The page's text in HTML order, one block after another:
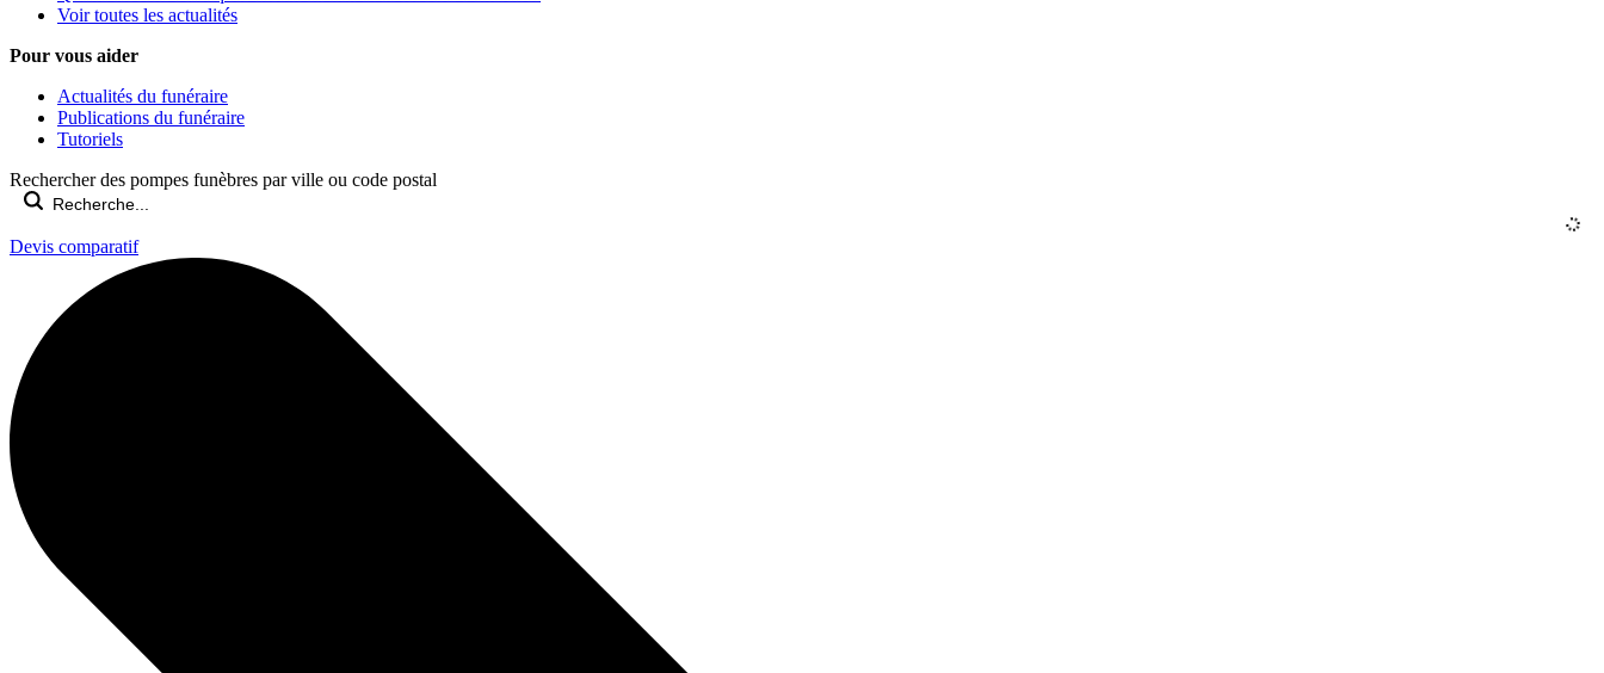
Voir toutes les actualités
Pour vous aider
Actualités du funéraire
Publications du funéraire
Tutoriels
Rechercher des pompes funèbres par ville ou code postal
Devis comparatif